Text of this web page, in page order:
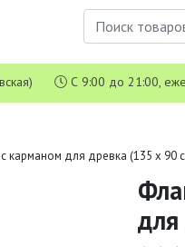
С 9:00 до 21:00,
карманом для древка (135 х 90